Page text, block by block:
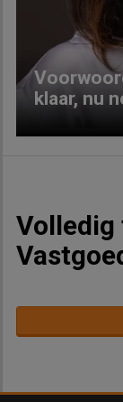
klaar, nu